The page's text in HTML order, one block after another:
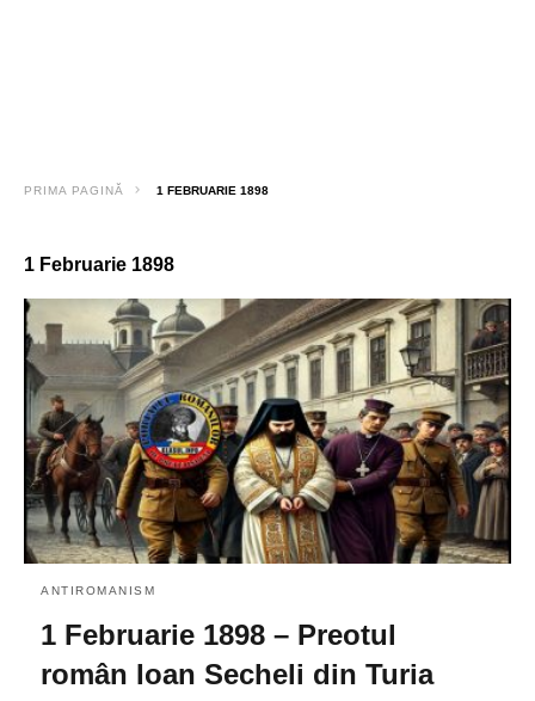
PRIMA PAGINĂ 1 FEBRUARIE 1898
1 Februarie 1898
ANTIROMANISM
1 Februarie 1898 – Preotul
român Ioan Secheli din Turia